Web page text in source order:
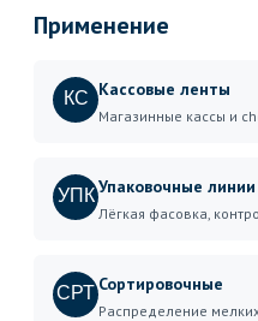
Применение
КС Кассовые ленты
Магазинные кассы и
УПКУпаковочные линии
Лёгкая фасовка,
СРТ Сортировочные
Распределение